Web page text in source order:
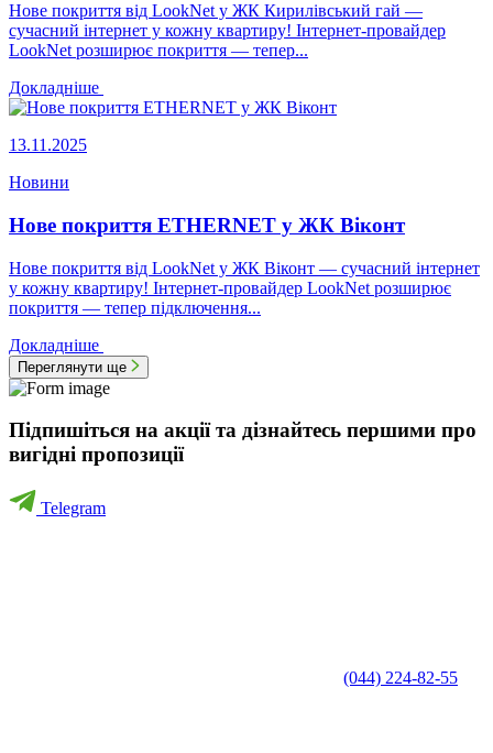
Нове покриття від LookNet у ЖК Кирилівський гай —
сучасний інтернет у кожну квартиру! Інтернет-провайдер
LookNet розширює покриття — тепер...
Докладніше
13.11.2025
Новини
Нове покриття ETHERNET у ЖК Віконт
Нове покриття від LookNet у ЖК Віконт — сучасний інтернет
у кожну квартиру! Інтернет-провайдер LookNet розширює
покриття — тепер підключення...
Докладніше
Переглянути ще
Підпишіться на акції та дізнайтесь першими про
вигідні пропозиції
Telegram
(044) 224-82-55